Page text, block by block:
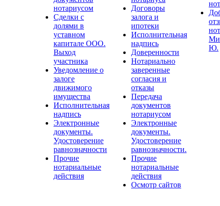
нотариусом
Сделки с
долями в
уставном
капитале ООО.
Выход
участника
Уведомление о
залоге
движимого
имущества
Исполнительная
надпись
Электронные
документы.
Удостоверение
равнозначности
Прочие
нотариальные
действия
Договоры
залога и
ипотеки
Исполнительная
надпись
Доверенности
Нотариально
заверенные
согласия и
отказы
Передача
документов
нотариусом
Электронные
документы.
Удостоверение
равнозначности.
Прочие
нотариальные
действия
Осмотр сайтов
Ю.